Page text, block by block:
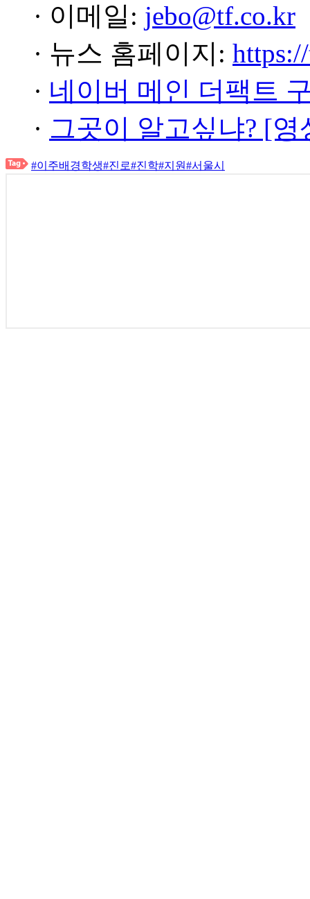
· 이메일: jebo@tf.co.kr
· 뉴스 홈페이지:
· 네이버 메인 더팩트
· 그곳이 알고싶냐? [
#이주배경학생#진로#진학#지원#서울시